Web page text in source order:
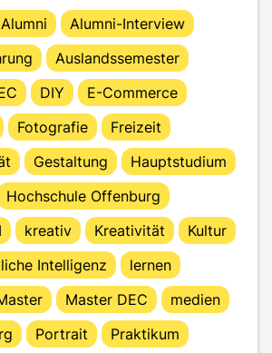
Alumni
Alumni-Interview
Auslandssemester
DIY
E-Commerce
Fotografie
Freizeit
Gestaltung
Hauptstudium
Hochschule Offenburg
kreativ Kreativität
Kultur
Intelligenz
lernen
Master DEC
medien
Portrait
Praktikum